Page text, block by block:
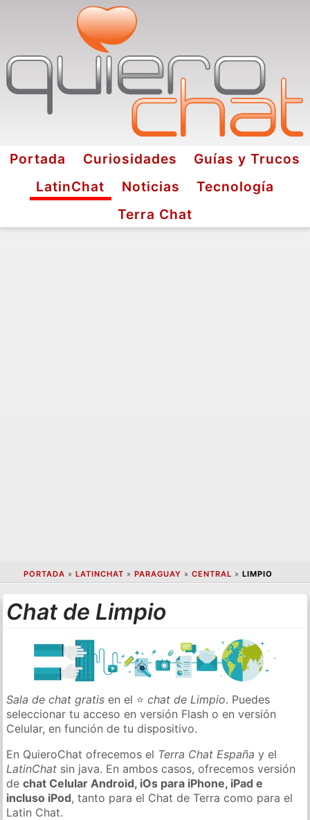
Portada Curiosidades
Guías y Trucos
LatinChat
Noticias
Tecnología
Terra Chat
PORTADA » LATINCHAT » PARAGUAY » CENTRAL » LIMPIO
Chat de Limpio
Sala de chat gratis en el ⭐chat de Limpio. Puedes
seleccionar tu acceso en versión Flash o en versión
Celular, en función de tu dispositivo.
En QuieroChat ofrecemos el Terra Chat España y el
LatinChat sin java. En ambos casos, ofrecemos versión
dechat Celular Android, iOs para iPhone, iPad e
incluso iPod, tanto para el Chat de Terra como para el
Latin Chat.